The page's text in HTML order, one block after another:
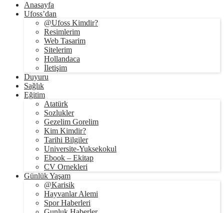
Anasayfa
Ufoss’dan
@Ufoss Kimdir?
Resimlerim
Web Tasarim
Sitelerim
Hollandaca
İletişim
Duyuru
Sağlık
Eğitim
Atatürk
Sozlukler
Gezelim Gorelim
Kim Kimdir?
Tarihi Bilgiler
Universite-Yuksekokul
Ebook – Ekitap
CV Ornekleri
Günlük Yaşam
@Karisik
Hayvanlar Alemi
Spor Haberleri